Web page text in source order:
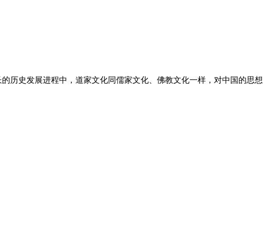
历史发展进程中，道家文化同儒家文化、佛教文化一样，对中国的思想